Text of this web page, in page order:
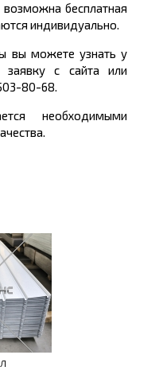
бесплатная
индивидуально.
вы можете узнать у
заявку с сайта или
80-68.
необходимыми